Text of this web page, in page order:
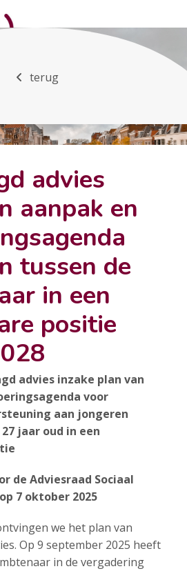
terug
advies
aanpak en
tussen de
in een
positie
advies inzake plan van
voor
aan jongeren
jaar oud in een
de Adviesraad Sociaal
7 oktober 2025
we het plan van
Op 9 september 2025 heeft
in de vergadering